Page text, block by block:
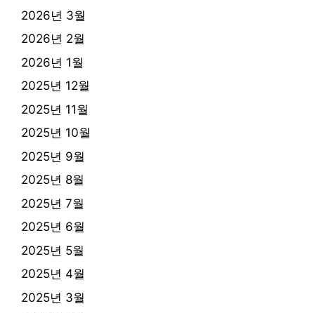
2026년 3월
2026년 2월
2026년 1월
2025년 12월
2025년 11월
2025년 10월
2025년 9월
2025년 8월
2025년 7월
2025년 6월
2025년 5월
2025년 4월
2025년 3월